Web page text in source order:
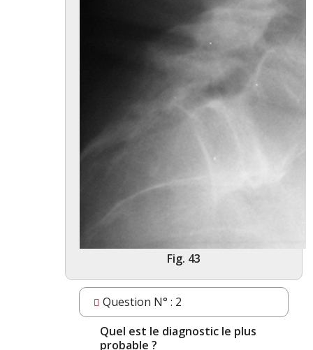
Fig. 43
Question N° : 2
Quel est le diagnostic le plus
probable ?